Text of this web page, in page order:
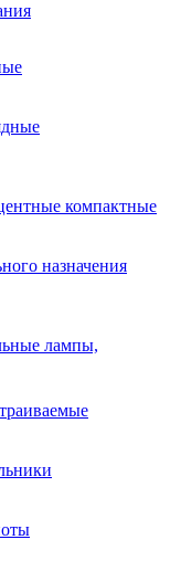
компактные
назначения
лампы,